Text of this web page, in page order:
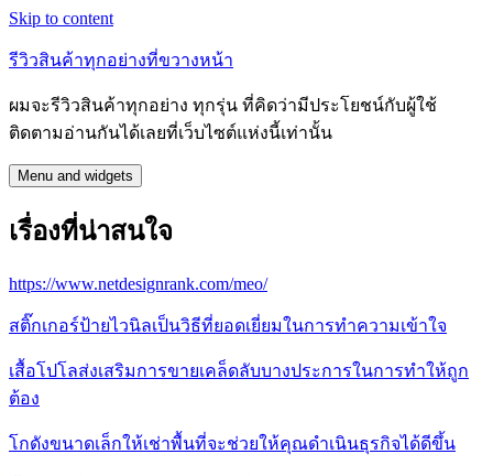
Skip to content
รีวิวสินค้าทุกอย่างที่ขวางหน้า
ผมจะรีวิวสินค้าทุกอย่าง ทุกรุ่น ที่คิดว่ามีประโยชน์กับผู้ใช้
ติดตามอ่านกันได้เลยที่เว็บไซต์แห่งนี้เท่านั้น
Menu and widgets
เรื่องที่น่าสนใจ
https://www.netdesignrank.com/meo/
สติ๊กเกอร์ป้ายไวนิลเป็นวิธีที่ยอดเยี่ยมในการทำความเข้าใจ
เสื้อโปโลส่งเสริมการขายเคล็ดลับบางประการในการทำให้ถูก
ต้อง
โกดังขนาดเล็กให้เช่าพื้นที่จะช่วยให้คุณดำเนินธุรกิจได้ดีขึ้น